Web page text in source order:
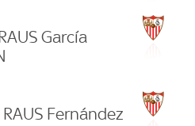
García
Fernández